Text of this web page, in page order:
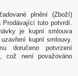
plnění (Zboží)
tuto potvrdí.
je kupní smlouva
kupní smlouvy.
doručeno potvrzení
což není považováno